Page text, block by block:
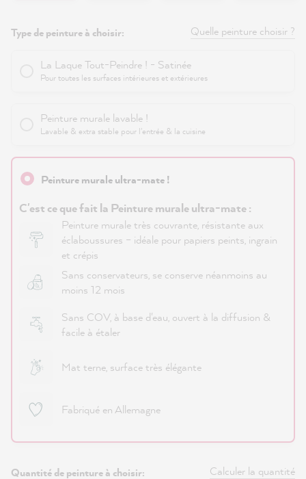
Type de peinture à choisir: Quelle peinture choisir ?
La Laque Tout-Peindre ! - Satinée
Pour toutes les surfaces intérieures et extérieures
Peinture murale lavable !
Lavable & extra stable pour l'entrée & la cuisine
Peinture murale ultra-mate !
C'est ce que fait la Peinture murale ultra-mate :
Peinture murale très couvrante, résistante aux
éclaboussures – idéale pour papiers peints, ingrain
et crépis
Sans conservateurs, se conserve néanmoins au
moins 12 mois
Sans COV, à base d'eau, ouvert à la diffusion &
facile à étaler
Mat terne, surface très élégante
Fabriqué en Allemagne
Quantité de peinture à choisir: Calculer la quantité